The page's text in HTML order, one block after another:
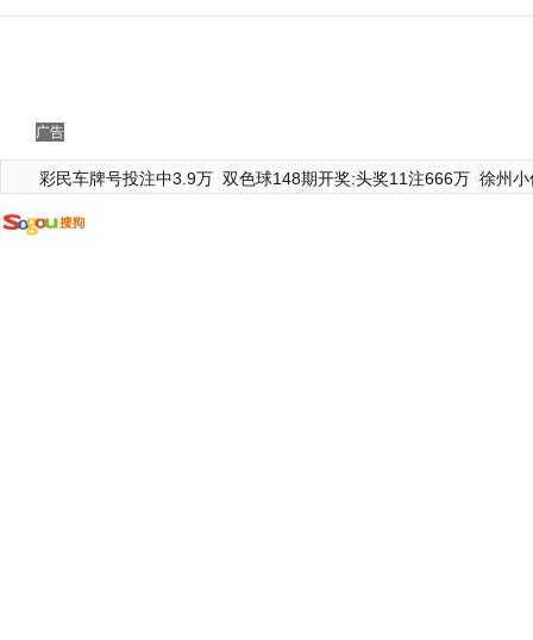
广告
彩民车牌号投注中3.9万 双色球148期开奖:头奖11注666万 徐州